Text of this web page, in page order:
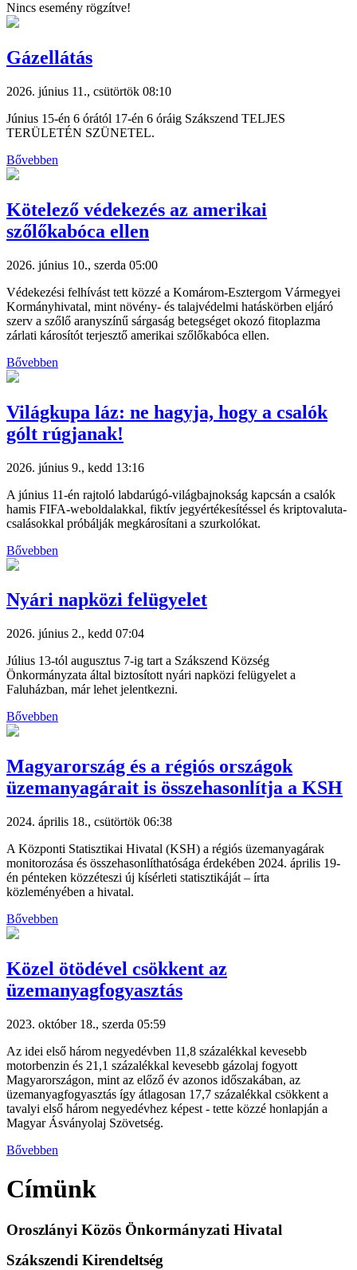
Nincs esemény rögzítve!
Gázellátás
2026. június 11., csütörtök 08:10
Június 15-én 6 órától 17-én 6 óráig Szákszend TELJES
TERÜLETÉN SZÜNETEL.
Bővebben
Kötelező védekezés az amerikai
szőlőkabóca ellen
2026. június 10., szerda 05:00
Védekezési felhívást tett közzé a Komárom-Esztergom Vármegyei
Kormányhivatal, mint növény- és talajvédelmi hatáskörben eljáró
szerv a szőlő aranyszínű sárgaság betegséget okozó fitoplazma
zárlati károsítót terjesztő amerikai szőlőkabóca ellen.
Bővebben
Világkupa láz: ne hagyja, hogy a csalók
gólt rúgjanak!
2026. június 9., kedd 13:16
A június 11-én rajtoló labdarúgó-világbajnokság kapcsán a csalók
hamis FIFA-weboldalakkal, fiktív jegyértékesítéssel és kriptovaluta-
csalásokkal próbálják megkárosítani a szurkolókat.
Bővebben
Nyári napközi felügyelet
2026. június 2., kedd 07:04
Július 13-tól augusztus 7-ig tart a Szákszend Község
Önkormányzata által biztosított nyári napközi felügyelet a
Faluházban, már lehet jelentkezni.
Bővebben
Magyarország és a régiós országok
üzemanyagárait is összehasonlítja a KSH
2024. április 18., csütörtök 06:38
A Központi Statisztikai Hivatal (KSH) a régiós üzemanyagárak
monitorozása és összehasonlíthatósága érdekében 2024. április 19-
én pénteken közzéteszi új kísérleti statisztikáját – írta
közleményében a hivatal.
Bővebben
Közel ötödével csökkent az
üzemanyagfogyasztás
2023. október 18., szerda 05:59
Az idei első három negyedévben 11,8 százalékkal kevesebb
motorbenzin és 21,1 százalékkal kevesebb gázolaj fogyott
Magyarországon, mint az előző év azonos időszakában, az
üzemanyagfogyasztás így átlagosan 17,7 százalékkal csökkent a
tavalyi első három negyedévhez képest - tette közzé honlapján a
Magyar Ásványolaj Szövetség.
Bővebben
Címünk
Oroszlányi Közös Önkormányzati Hivatal
Szákszendi Kirendeltség